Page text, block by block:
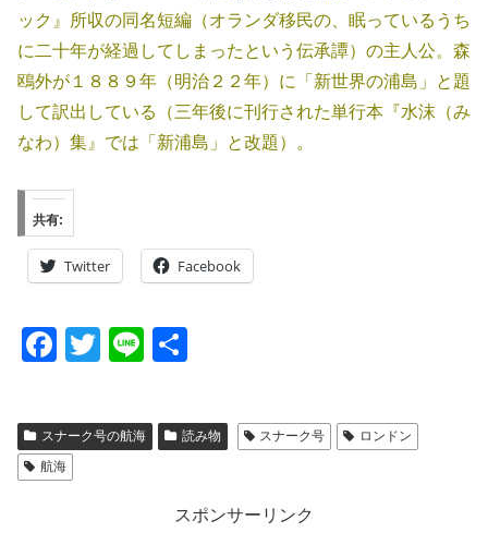
ック』所収の同名短編（オランダ移民の、眠っているうち
に二十年が経過してしまったという伝承譚）の主人公。森
鴎外が１８８９年（明治２２年）に「新世界の浦島」と題
して訳出している（三年後に刊行された単行本『水沫（み
なわ）集』では「新浦島」と改題）。
共有:
Twitter Facebook
F
c
e
b
T
tt
er
Li
e
スナーク号の航海 読み物 スナーク号
ロンドン
航海
スポンサーリンク